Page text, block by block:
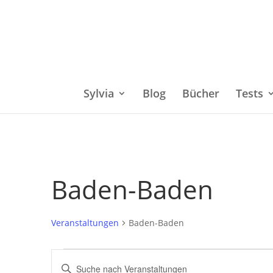
Sylvia Blog Bücher Tests
Baden-Baden
Veranstaltungen Baden-Baden
Veranstaltungen
Bitte